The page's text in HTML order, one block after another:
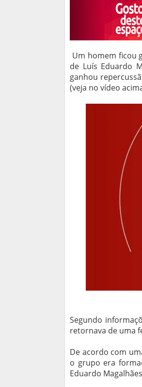
Um homem ficou
de Luís Eduardo
ganhou
(veja no vídeo
Segundo
retornava de uma
De acordo com
o grupo era
Eduardo